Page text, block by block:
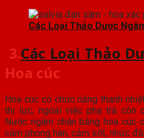
Các Loại Thảo Dược
3.Các Loại Thảo
Hoa cúc
Hoa cúc có chức năng thanh
thị lực, ngoài việc pha trà còn
Nước ngâm chân bằng hoa cúc
cảm phong hàn, cảm sốt, nhức